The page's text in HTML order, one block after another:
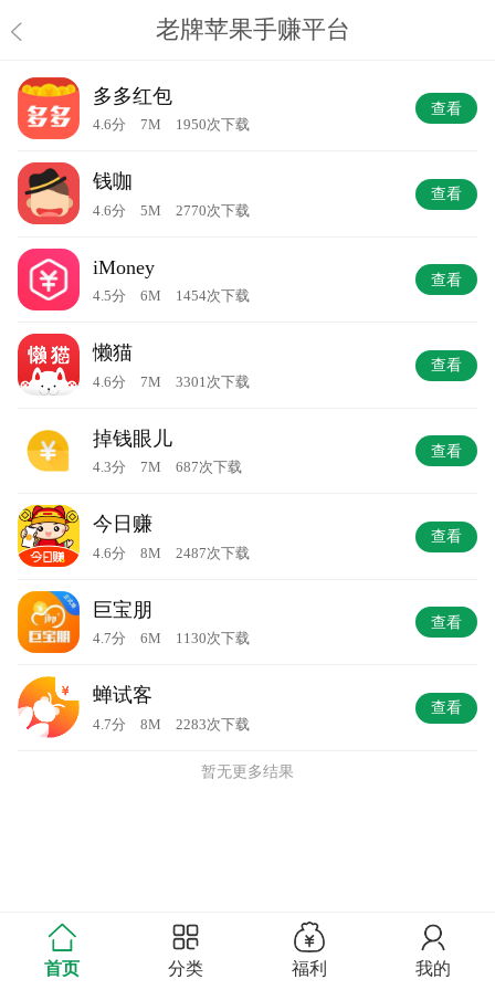
老牌苹果手赚平台
多多红包
4.6分 7M 1950次下载
查看
钱咖
4.6分 5M 2770次下载
查看
iMoney
4.5分 6M 1454次下载
查看
懒猫
4.6分 7M 3301次下载
查看
掉钱眼儿
4.3分 7M 687次下载
查看
今日赚
4.6分 8M 2487次下载
查看
巨宝朋
4.7分 6M 1130次下载
查看
蝉试客
4.7分 8M 2283次下载
查看
暂无更多结果
首页 分类 福利 我的